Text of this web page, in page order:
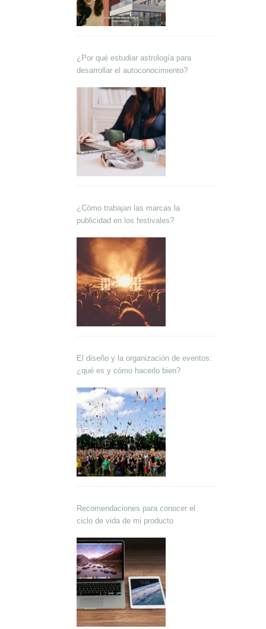
¿Por qué estudiar astrología para
desarrollar el autoconocimiento?
¿Cómo trabajan las marcas la
publicidad en los festivales?
El diseño y la organización de eventos:
¿qué es y cómo hacerlo bien?
Recomendaciones para conocer el
ciclo de vida de mi producto